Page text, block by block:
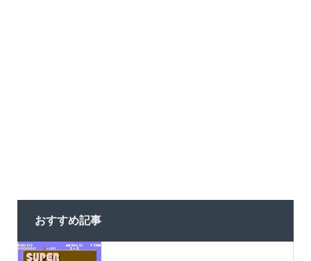
おすすめ記事